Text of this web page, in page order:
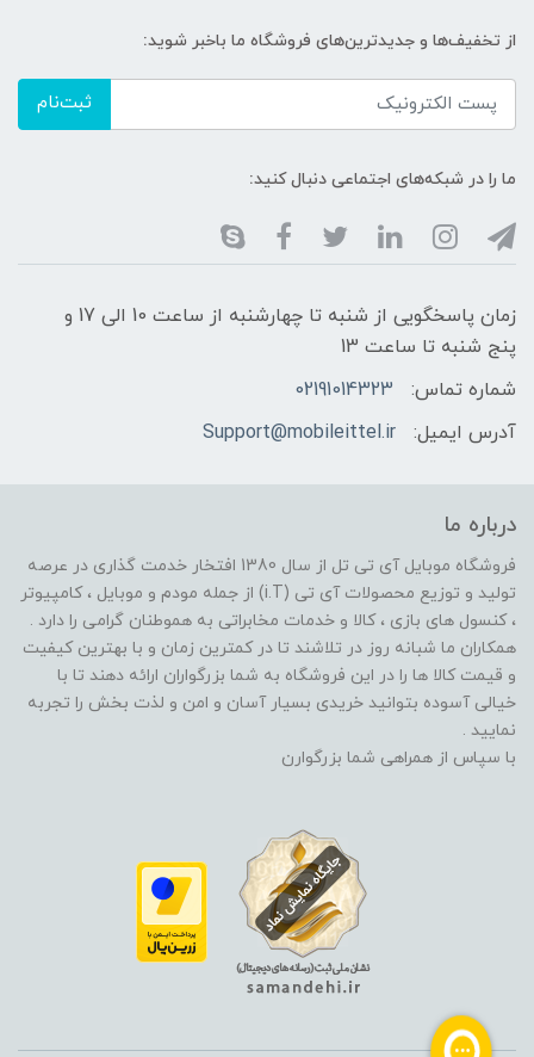
از تخفیف‌ها و جدیدترین‌های فروشگاه ما باخبر شوید:
ثبت‌نام
ما را در شبکه‌های اجتماعی دنبال کنید:
زمان پاسخگویی از شنبه تا چهارشنبه از ساعت 10 الی 17 و
پنج شنبه تا ساعت 13
شماره تماس:
02191014323
آدرس ایمیل:
Support@mobileittel.ir
درباره ما
فروشگاه موبایل آی تی تل از سال 1380 افتخار خدمت گذاری در عرصه
تولید و توزیع محصولات آی تی (i.T) از جمله مودم و موبایل ، کامپیوتر
، کنسول های بازی ، کالا و خدمات مخابراتی به هموطنان گرامی را دارد .
همکاران ما شبانه روز در تلاشند تا در کمترین زمان و با بهترین کیفیت
و قیمت کالا ها را در این فروشگاه به شما بزرگواران ارائه دهند تا با
خیالی آسوده بتوانید خریدی بسیار آسان و امن و لذت بخش را تجربه
نمایید .
با سپاس از همراهی شما بزرگوارن